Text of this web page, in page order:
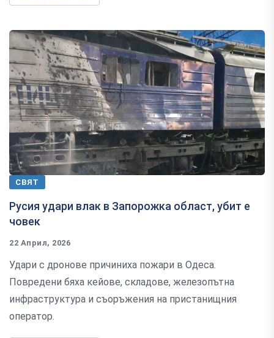
СВЯТ
Русия удари влак в Запорожка област, убит е
човек
22 Април, 2026
Удари с дронове причиниха пожари в Одеса.
Повредени бяха кейове, складове, железопътна
инфраструктура и съоръжения на пристанищния
оператор.